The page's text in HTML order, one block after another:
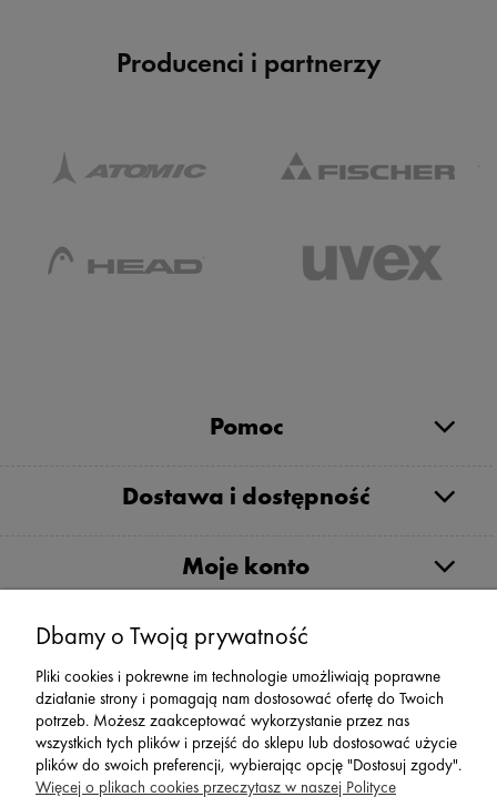
Producenci i partnerzy
Pomoc
Dostawa i dostępność
Moje konto
Serwis
Zwroty,Reklamacje Wymiany
Dbamy o Twoją prywatność
Pliki cookies i pokrewne im technologie umożliwiają poprawne
działanie strony i pomagają nam dostosować ofertę do Twoich
potrzeb. Możesz zaakceptować wykorzystanie przez nas
wszystkich tych plików i przejść do sklepu lub dostosować użycie
plików do swoich preferencji, wybierając opcję "Dostosuj zgody".
Więcej o plikach cookies przeczytasz w naszej Polityce